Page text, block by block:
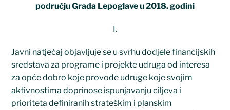
području Grada Lepoglave u 2018. godini
I.
Javni natječaj objavljuje se u svrhu dodjele financijskih
sredstava za programe i projekte udruga od interesa
za opće dobro koje provode udruge koje svojim
aktivnostima doprinose ispunjavanju ciljeva i
prioriteta definiranih strateškim i planskim